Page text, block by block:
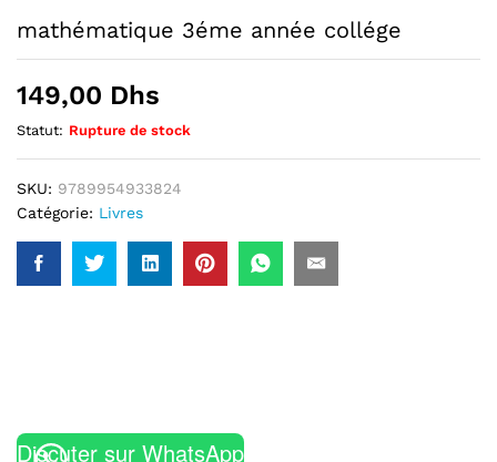
mathématique 3éme année collége
149,00 Dhs
Statut: Rupture de stock
SKU: 9789954933824
Catégorie: Livres
Discuter sur WhatsApp